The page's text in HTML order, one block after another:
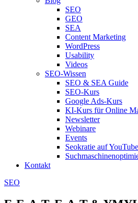
SEO
GEO
SEA
Content Marketing
WordPress
Usability
Videos
SEO-Wissen
SEO & SEA Guide
SEO-Kurs
Google Ads-Kurs
KI-Kurs für Online
Newsletter
Webinare
Events
Seokratie auf YouTube
Kontakt
SEO